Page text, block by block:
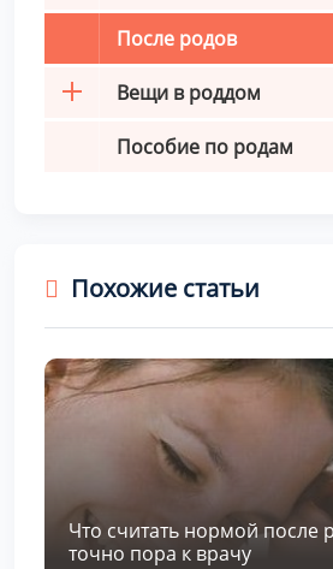
После родов
Вещи в роддом
Пособие по родам
Похожие статьи
Что считать нормой после
точно пора к врачу